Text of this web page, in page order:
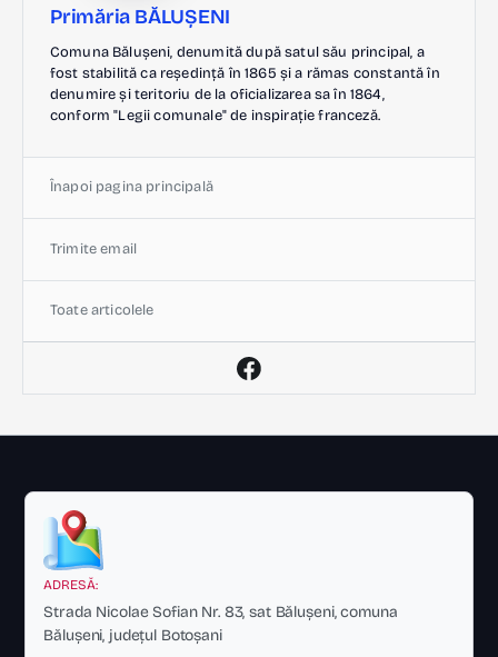
Primăria BĂLUȘENI
Comuna Bălușeni, denumită după satul său principal, a
fost stabilită ca reședință în 1865 și a rămas constantă în
denumire și teritoriu de la oficializarea sa în 1864,
conform "Legii comunale" de inspirație franceză.
Înapoi pagina principală
Trimite email
Toate articolele
ADRESĂ:
Strada Nicolae Sofian Nr. 83, sat Bălușeni, comuna
Bălușeni, județul Botoșani